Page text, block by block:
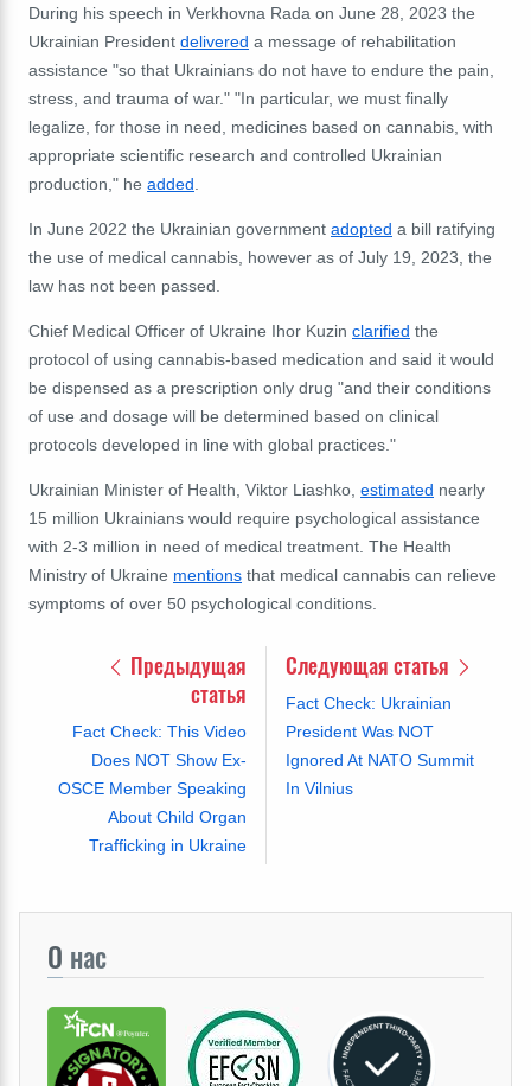
During his speech in Verkhovna Rada on June 28, 2023 the
Ukrainian President delivered a message of rehabilitation
assistance "so that Ukrainians do not have to endure the pain,
stress, and trauma of war." "In particular, we must finally
legalize, for those in need, medicines based on cannabis, with
appropriate scientific research and controlled Ukrainian
production," he added.
In June 2022 the Ukrainian government adopted a bill ratifying
the use of medical cannabis, however as of July 19, 2023, the
law has not been passed.
Chief Medical Officer of Ukraine Ihor Kuzin clarified the
protocol of using cannabis-based medication and said it would
be dispensed as a prescription only drug "and their conditions
of use and dosage will be determined based on clinical
protocols developed in line with global practices."
Ukrainian Minister of Health, Viktor Liashko, estimated nearly
15 million Ukrainians would require psychological assistance
with 2-3 million in need of medical treatment. The Health
Ministry of Ukraine mentions that medical cannabis can relieve
symptoms of over 50 psychological conditions.
Предыдущая
статья
Fact Check: This Video
Does NOT Show Ex-
OSCE Member Speaking
About Child Organ
Trafficking in Ukraine
Следующая статья
Fact Check: Ukrainian
President Was NOT
Ignored At NATO Summit
In Vilnius
О нас